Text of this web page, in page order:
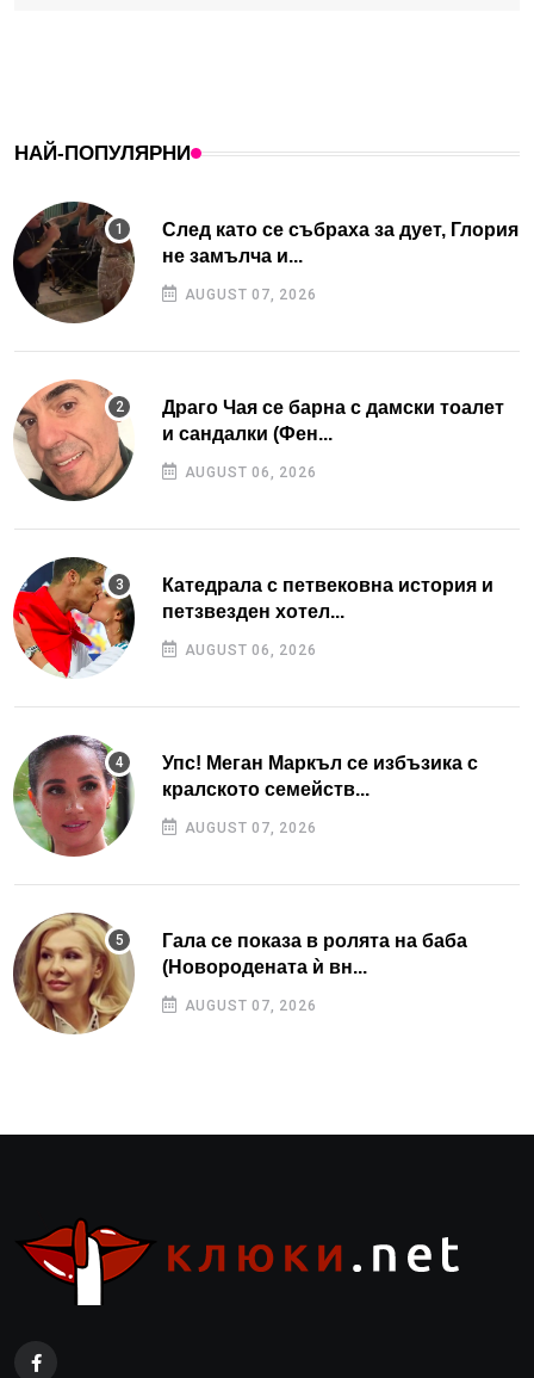
НАЙ-ПОПУЛЯРНИ
След като се събраха за дует, Глория
не замълча и...
AUGUST 07, 2026
Драго Чая се барна с дамски тоалет
и сандалки (Фен...
AUGUST 06, 2026
Катедрала с петвековна история и
петзвезден хотел...
AUGUST 06, 2026
Упс! Меган Маркъл се избъзика с
кралското семейств...
AUGUST 07, 2026
Гала се показа в ролята на баба
(Новородената ѝ вн...
AUGUST 07, 2026